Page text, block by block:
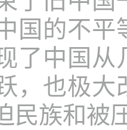
国的不
了中国
，也极
民族和被